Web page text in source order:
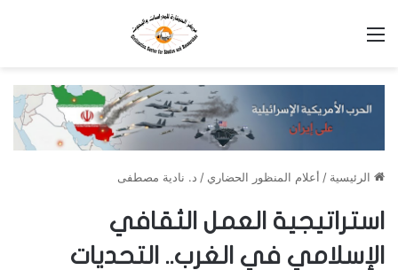
الرئيسية / أعلام المنظور الحضاري / د. نادية مصطفى
استراتيجية العمل الثقافي
الإسلامي في الغرب.. التحديات